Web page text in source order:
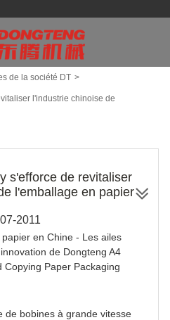
de la société DT >
l'industrie chinoise de
s'efforce de revitaliser
l'emballage en papier
2011
en Chine - Les ailes
de Dongteng A4
Copying Paper Packaging
de bobines à grande vitesse